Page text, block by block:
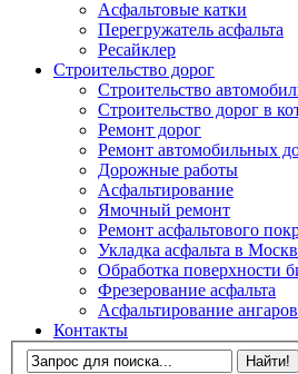
Асфальтовые катки
Перегружатель асфальта
Ресайклер
Строительство дорог
Строительство
Строительство дорог в
Ремонт дорог
Ремонт автомобильных
Дорожные работы
Асфальтирование
Ямочный ремонт
Ремонт асфальтового
Укладка асфальта в
Обработка поверхности
Фрезерование асфальта
Асфальтирование
Контакты